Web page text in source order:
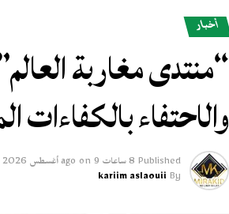
أخبار
“منتدى مغاربة
والاحتفاء بالكفاءات
Published 8 ساعات ago on 9 أغسطس 2026
By
kariim aslaouii